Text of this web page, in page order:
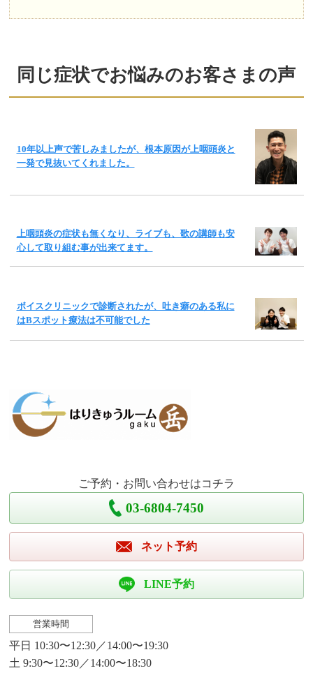
同じ症状でお悩みのお客さまの声
10年以上声で苦しみましたが、根本原因が上咽頭炎と
一発で見抜いてくれました。
上咽頭炎の症状も無くなり、ライブも、歌の講師も安
心して取り組む事が出来てます。
ボイスクリニックで診断されたが、吐き癖のある私に
はBスポット療法は不可能でした
ご予約・お問い合わせはコチラ
03-6804-7450
ネット予約
LINE予約
営業時間
平日 10:30〜12:30／14:00〜19:30
土 9:30〜12:30／14:00〜18:30